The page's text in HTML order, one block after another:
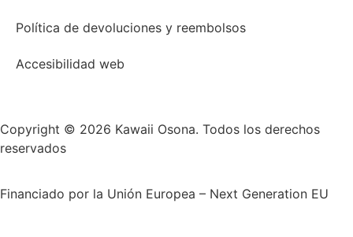
Política de devoluciones y reembolsos
Accesibilidad web
Copyright © 2026 Kawaii Osona. Todos los derechos
reservados
Financiado por la Unión Europea – Next Generation EU